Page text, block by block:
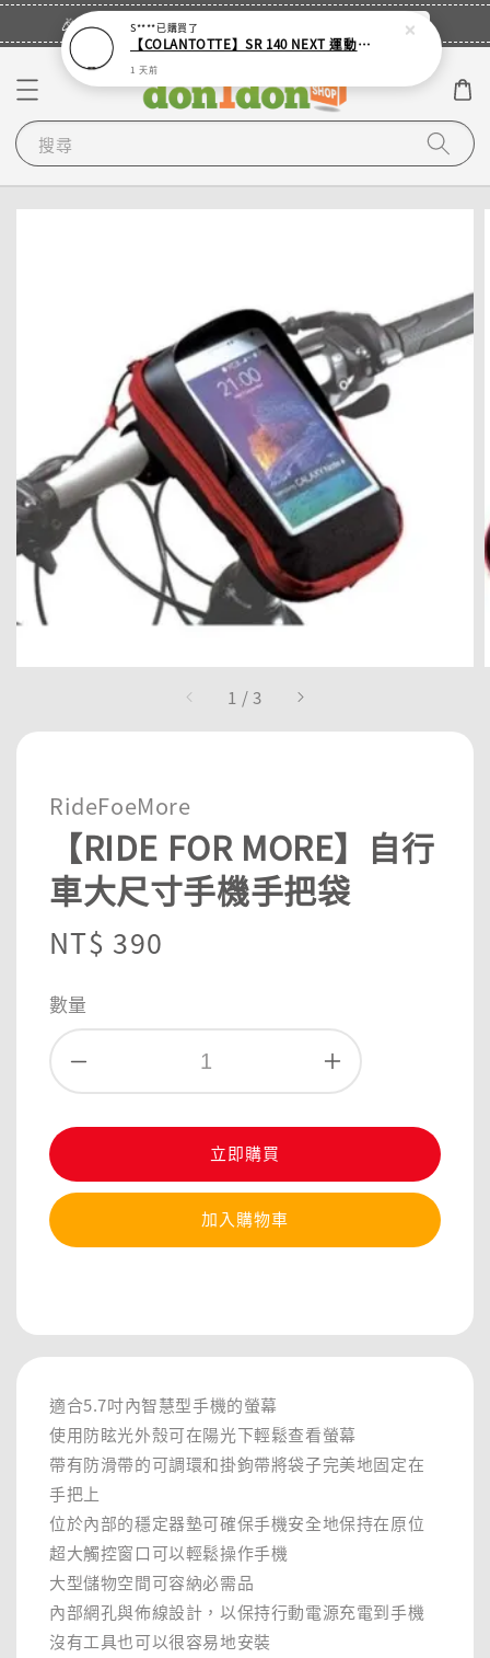
🎉登入會員・領取您的專屬折扣券！ 立即登入
搜尋
1 /3
RideFoeMore
【RIDE FOR MORE】自行
車大尺寸手機手把袋
Regular
NT$ 390
數量
立即購買
加入購物車
適合5.7吋內智慧型手機的螢幕
使用防眩光外殼可在陽光下輕鬆查看螢幕
帶有防滑帶的可調環和掛鉤帶將袋子完美地固定在
手把上
位於內部的穩定器墊可確保手機安全地保持在原位
超大觸控窗口可以輕鬆操作手機
大型儲物空間可容納必需品
內部網孔與佈線設計，以保持行動電源充電到手機
沒有工具也可以很容易地安裝
S****已購買了
【COLANTOTTE】SR 140 NEXT 運動機能磁石項圈
1 天前